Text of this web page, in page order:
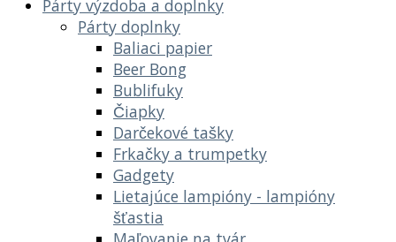
Párty výzdoba a doplnky
Párty doplnky
Baliaci papier
Beer Bong
Bublifuky
Čiapky
Darčekové tašky
Frkačky a trumpetky
Gadgety
Lietajúce lampióny - lampióny
šťastia